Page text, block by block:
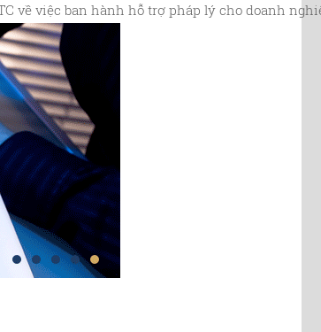
về việc ban hành hỗ trợ pháp lý cho doanh